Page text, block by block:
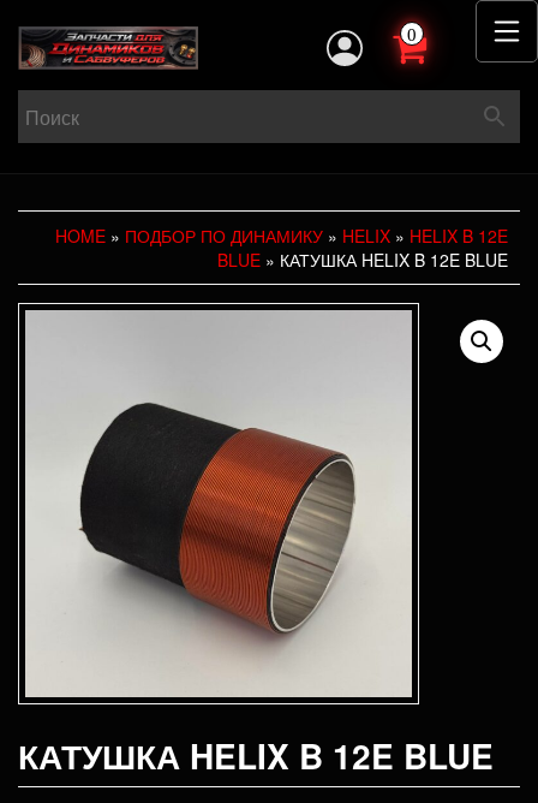
0
HOME » ПОДБОР ПО ДИНАМИКУ » HELIX » HELIX B 12E
BLUE » КАТУШКА HELIX B 12E BLUE
КАТУШКА HELIX B 12E BLUE